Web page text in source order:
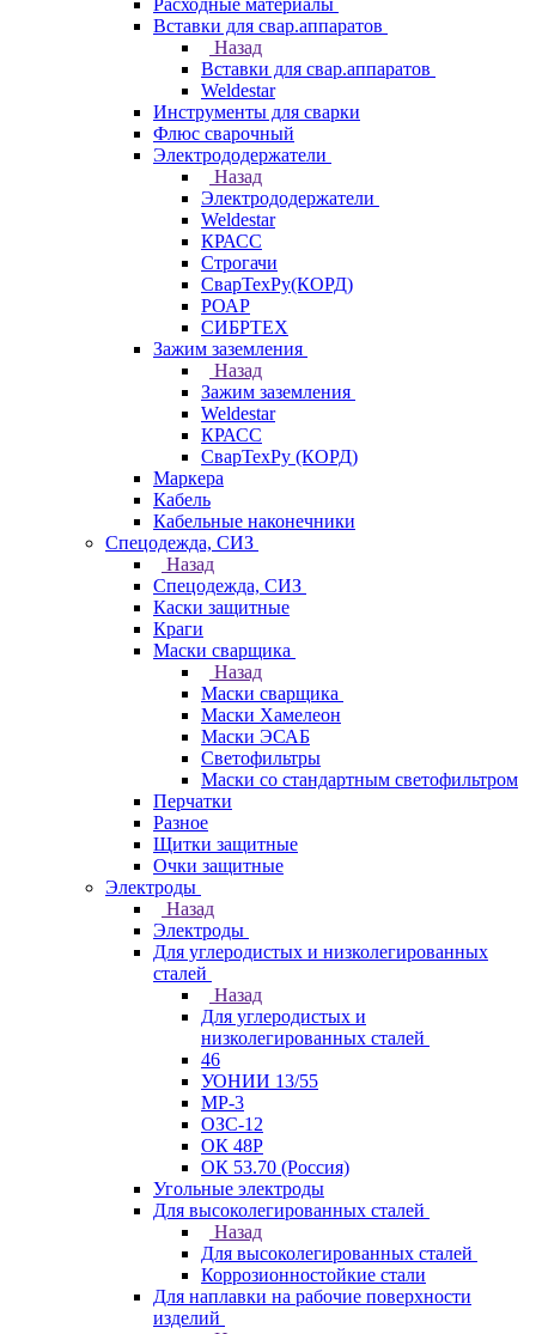
Расходные материалы
Вставки для свар.аппаратов
Назад
Вставки для свар.аппаратов
Weldestar
Инструменты для сварки
Флюс сварочный
Электрододержатели
Назад
Электрододержатели
Weldestar
КРАСС
Строгачи
СварТехРу(КОРД)
РОАР
СИБРТЕХ
Зажим заземления
Назад
Зажим заземления
Weldestar
КРАСС
СварТехРу (КОРД)
Маркера
Кабель
Кабельные наконечники
Спецодежда, СИЗ
Назад
Спецодежда, СИЗ
Каски защитные
Краги
Маски сварщика
Назад
Маски сварщика
Маски Хамелеон
Маски ЭСАБ
Светофильтры
Маски со стандартным светофильтром
Перчатки
Разное
Щитки защитные
Очки защитные
Электроды
Назад
Электроды
Для углеродистых и низколегированных
сталей
Назад
Для углеродистых и
низколегированных сталей
46
УОНИИ 13/55
МР-3
ОЗС-12
ОК 48Р
ОК 53.70 (Россия)
Угольные электроды
Для высоколегированных сталей
Назад
Для высоколегированных сталей
Коррозионностойкие стали
Для наплавки на рабочие поверхности
изделий